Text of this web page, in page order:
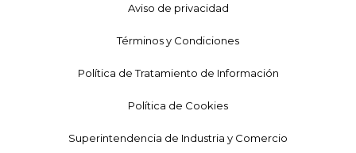
Aviso de privacidad
Términos y Condiciones
Política de Tratamiento de Información
Política de Cookies
Superintendencia de Industria y Comercio